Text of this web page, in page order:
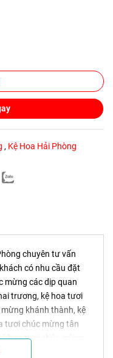
, Kệ Hoa Hải Phòng
chuyên tư vấn
có nhu cầu đặt
mừng các dịp quan
trương, kệ hoa tươi
khánh thành, kệ
tươi chúc mừng tân
hoa tươi chúc mừng
chức và các dịp